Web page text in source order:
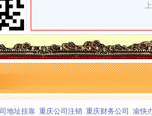
商注册公司代办执照】-重庆易登网
多少钱？只需要“0”元！！！-中国
册代办营业执照,重庆财务顾问
执照税务登记_代办个体营业执照】
家|供应商-采购进出口代理价格-全
限公司新招聘信息_电话_地址】-
地址挂靠 重庆公司注销 重庆财务公司 渝快